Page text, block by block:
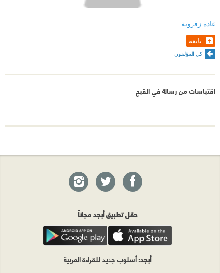
غادة زقروبة
تابعه
كل المؤلفون
اقتباسات من رسالة في القبح
حمّل تطبيق أبجد مجاناً
أبجد: أسلوب جديد للقراءة العربية